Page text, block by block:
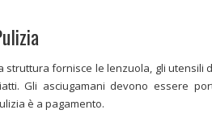
struttura fornisce le lenzuola, gli utensili
Gli asciugamani devono essere
è a pagamento.